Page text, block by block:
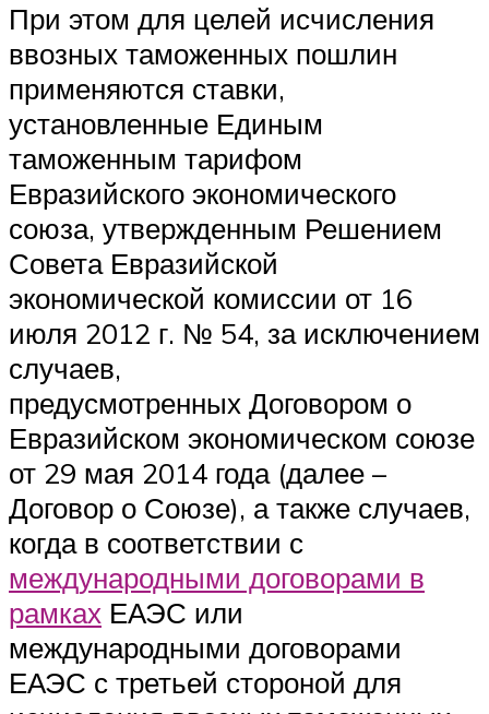
При этом для целей исчисления
ввозных таможенных пошлин
применяются ставки,
установленные Единым
таможенным тарифом
Евразийского экономического
союза, утвержденным Решением
Совета Евразийской
экономической комиссии от 16
июля 2012 г. № 54, за исключением
случаев,
предусмотренных Договором о
Евразийском экономическом союзе
от 29 мая 2014 года (далее –
Договор о Союзе), а также случаев,
когда в соответствии с
международными договорами в
рамках ЕАЭС или
международными договорами
ЕАЭС с третьей стороной для